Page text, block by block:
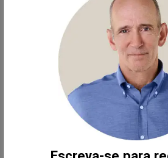
surpreender, pois alguns deles
“alimentos saudáveis” de
Seus níveis de
chegar a 600 a 800 mg por
Amêndoas —
As amêndoas
de 122 mg de oxalatos por
entanto, todas as nozes em